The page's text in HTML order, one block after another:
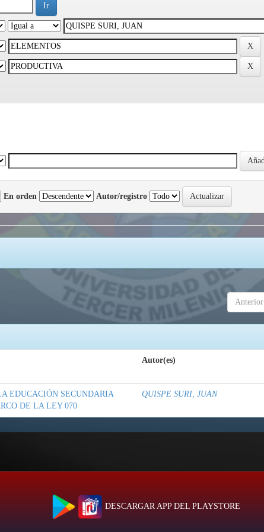
En orden Autor/registro
Anterior
Autor(es)
EDUCACIÓN SECUNDARIA
DE LA LEY 070
QUISPE SURI, JUAN
DESCARGAR APP DEL PLAYSTORE